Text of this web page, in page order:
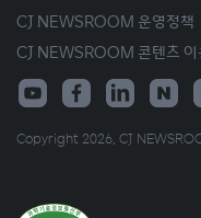
CJ NEWSROOM 운영정책
CJ NEWSROOM 콘텐츠 이
Copyright 2026. CJ